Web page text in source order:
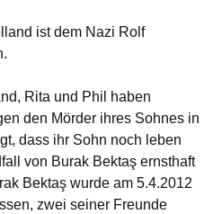
ist dem Nazi Rolf
Rita und Phil haben
den Mörder ihres Sohnes in
dass ihr Sohn noch leben
von Burak Bektaş ernsthaft
Bektaş wurde am 5.4.2012
zwei seiner Freunde